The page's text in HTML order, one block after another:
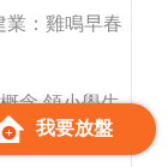
業：雞鳴早春
念 領小學生
我要放盤